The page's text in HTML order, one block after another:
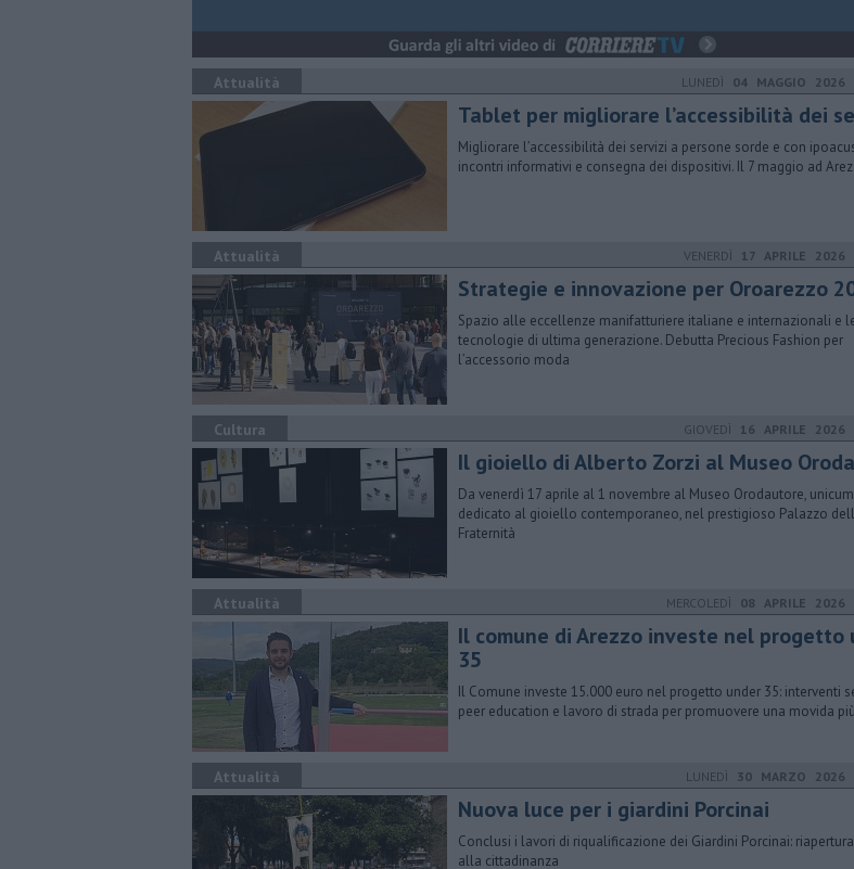
Attualità LUNEDÌ 04 MAGGIO 2026
Tablet per migliorare l’accessibilità dei
Migliorare l’accessibilità dei servizi a persone sorde e con
incontri informativi e consegna dei dispositivi. Il 7 maggio ad
Attualità VENERDÌ 17 APRILE 2026
Strategie e innovazione per Oroarezzo
Spazio alle eccellenze manifatturiere italiane e internazionali e
tecnologie di ultima generazione. Debutta Precious Fashion per
l’accessorio moda
Cultura GIOVEDÌ 16 APRILE 2026
Il gioiello di Alberto Zorzi al Museo
​Da venerdì 17 aprile al 1 novembre al Museo Orodautore, unicum
dedicato al gioiello contemporaneo, nel prestigioso Palazzo
Fraternità
Attualità MERCOLEDÌ 08 APRILE 2026
Il comune di Arezzo investe nel progetto
35
Il Comune investe 15.000 euro nel progetto under 35: interventi
peer education e lavoro di strada per promuovere una movida
Attualità LUNEDÌ 30 MARZO 2026
Nuova luce per i giardini Porcinai
Conclusi i lavori di riqualificazione dei Giardini Porcinai:
alla cittadinanza